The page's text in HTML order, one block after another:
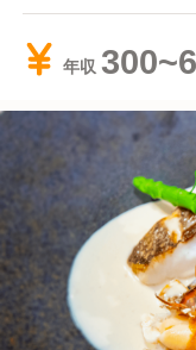
の街に合わせた
われない店舗展
のグループ会社
年収